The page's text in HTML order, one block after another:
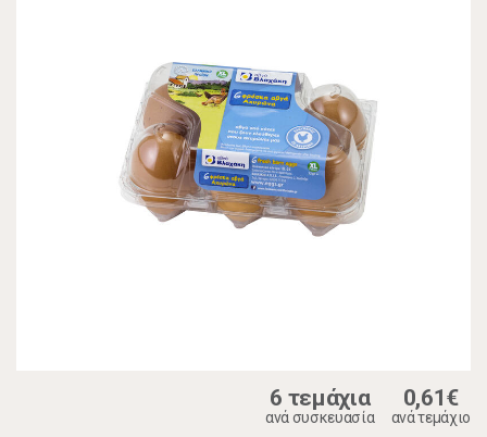
6 τεμάχια
ανά συσκευασία
0,61€
ανά τεμάχιο